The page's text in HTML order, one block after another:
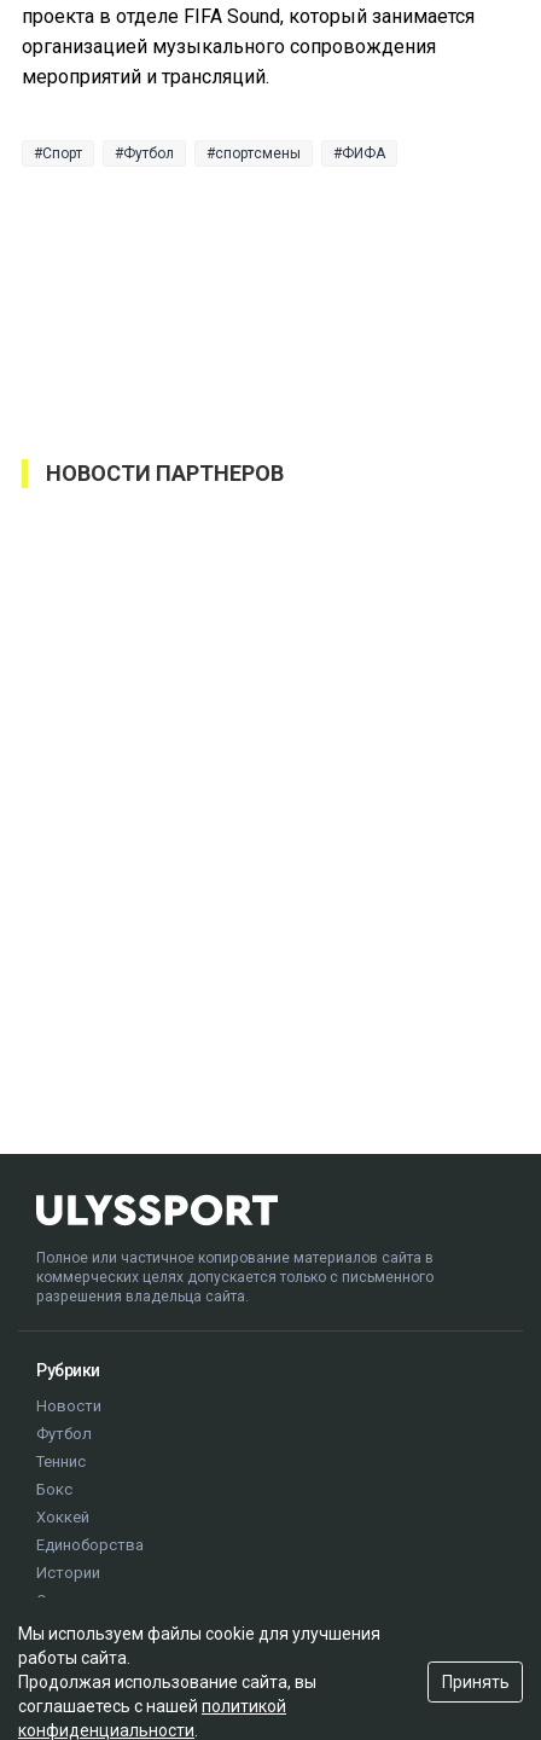
проекта в отделе FIFA Sound, который занимается
организацией музыкального сопровождения
мероприятий и трансляций.
Спорт Футбол спортсмены ФИФА
НОВОСТИ ПАРТНЕРОВ
Полное или частичное копирование материалов сайта в
коммерческих целях допускается только с письменного
разрешения владельца сайта.
Рубрики
Новости
Футбол
Теннис
Бокс
Хоккей
Единоборства
Истории
Олимпиада
Редакция
О проекте
Правила сайта
Мы используем файлы cookie для улучшения
работы сайта.
Продолжая использование сайта, вы
соглашаетесь с нашей политикой
конфиденциальности
Принять